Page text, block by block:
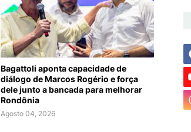
Bagattoli aponta capacidade de
diálogo de Marcos Rogério e força
dele junto a bancada para melhorar
Rondônia
Agosto 04, 2026